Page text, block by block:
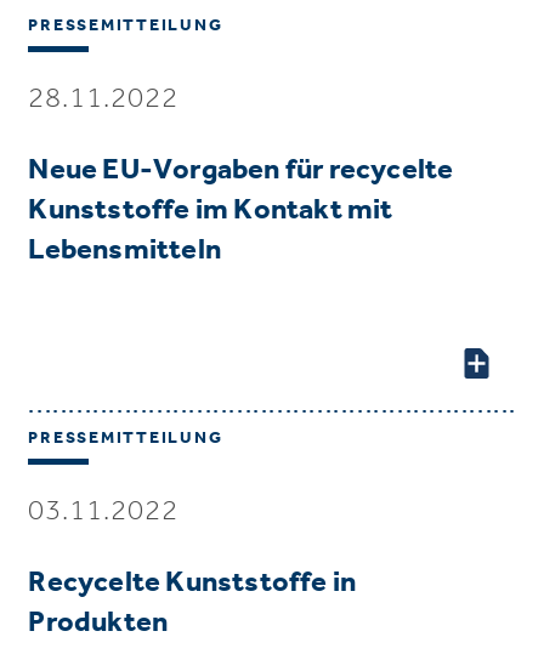
PRESSEMITTEILUNG
28.11.2022
Neue EU-Vorgaben für recycelte
Kunststoffe im Kontakt mit
Lebensmitteln
PRESSEMITTEILUNG
03.11.2022
Recycelte Kunststoffe in
Produkten